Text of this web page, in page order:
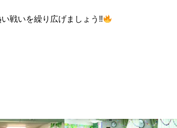
戦いを繰り広げましょう‼